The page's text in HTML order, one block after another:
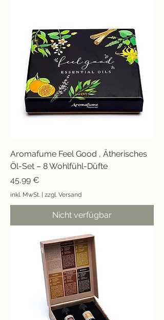
Aromafume Feel Good , Ätherisches
Öl-Set – 8 Wohlfühl-Düfte
Preis
45,99 €
inkl. MwSt. | zzgl. Versand
Nicht verfügbar